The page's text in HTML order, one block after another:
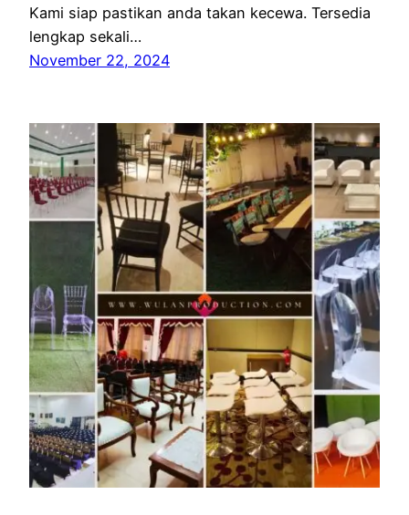
Kami siap pastikan anda takan kecewa. Tersedia
lengkap sekali…
November 22, 2024